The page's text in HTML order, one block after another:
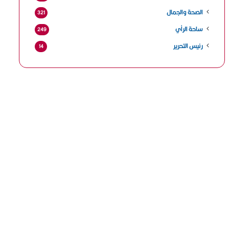
الصحة والجمال 321
ساحة الرأي 249
رئيس التحرير 14